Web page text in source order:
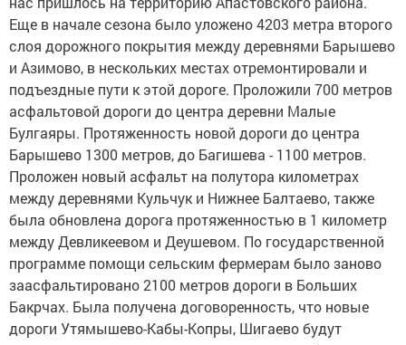
Еще в начале сезона было уложено 4203 метра второго
слоя дорожного покрытия между деревнями Барышево
и Азимово, в нескольких местах отремонтировали и
подъездные пути к этой дороге. Проложили 700 метров
асфальтовой дороги до центра деревни Малые
Булгаяры. Протяженность новой дороги до центра
Барышево 1300 метров, до Багишева - 1100 метров.
Проложен новый асфальт на полутора километрах
между деревнями Кульчук и Нижнее Балтаево, также
была обновлена дорога протяженностью в 1 километр
между Девликеевом и Деушевом. По государственной
программе помощи сельским фермерам было заново
заасфальтировано 2100 метров дороги в Больших
Бакрчах. Была получена договоренность, что новые
дороги Утямышево-Кабы-Копры, Шигаево будут